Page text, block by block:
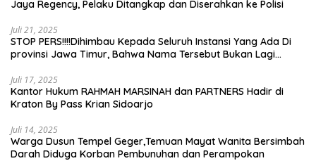
Jaya Regency, Pelaku Ditangkap dan Diserahkan ke Polisi
Juli 21, 2025
STOP PERS!!!!Dihimbau Kepada Seluruh Instansi Yang Ada Di
provinsi Jawa Timur, Bahwa Nama Tersebut Bukan Lagi
Juli 17, 2025
Kantor Hukum RAHMAH MARSINAH dan PARTNERS Hadir di
Kraton By Pass Krian Sidoarjo
Juli 14, 2025
Warga Dusun Tempel Geger,Temuan Mayat Wanita Bersimbah
Darah Diduga Korban Pembunuhan dan Perampokan